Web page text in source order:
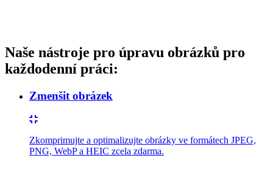
Naše nástroje pro úpravu obrázků pro
každodenní práci:
Zmenšit obrázek
Zkomprimujte a optimalizujte obrázky ve formátech JPEG,
PNG, WebP a HEIC zcela zdarma.